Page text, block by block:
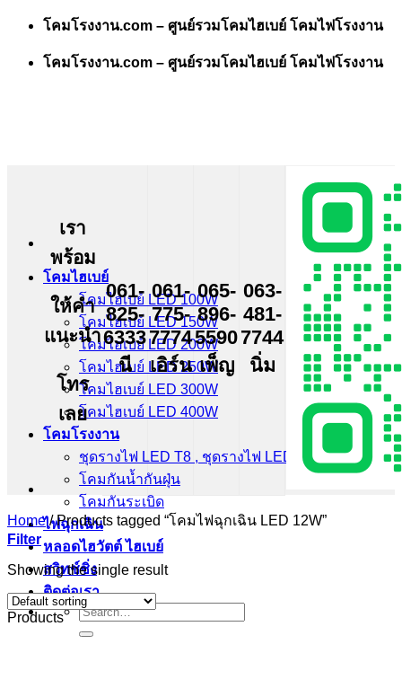
Skip
content
โคมโรงงาน.com – ศูนย์รวมโคมไฮเบย์ โคมไฟโรงงาน
โคมโรงงาน.com – ศูนย์รวมโคมไฮเบย์ โคมไฟโรงงาน
โคมไฮเบย์
โคมไฮเบย์ LED 100W
โคมไฮเบย์ LED 150W
โคมไฮเบย์ LED 200W
โคมไฮเบย์ LED 250W
โคมไฮเบย์ LED 300W
โคมไฮเบย์ LED 400W
โคมโรงงาน
ชุดรางไฟ LED T8 , ชุดรางไฟ LED T5
โคมกันน้ำกันฝุ่น
โคมกันระเบิด
ไฟฉุกเฉิน
หลอดไฮวัตต์ ไฮเบย์
สวิทช์ชิ่ง
ติดต่อเรา
Search
for:
เรา
พร้อม
ให้คำ
แนะนำ
โทร
เลย
061-
825-
6333
นี
061-
775-
7774
เอิร์น
065-
896-
5590
เพ็ญ
063-
481-
7744
นิ่ม
Home /Products tagged “โคมไฟฉุกเฉิน LED 12W”
Filter
Showing the single result
Products